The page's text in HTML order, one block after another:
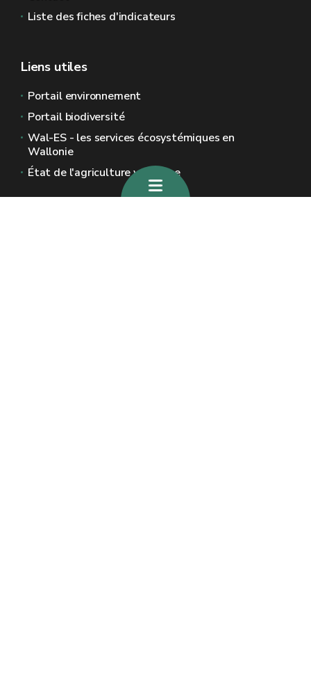
Liste des fiches d'indicateurs
Liens utiles
Portail environnement
Portail biodiversité
Wal-ES - les services écosystémiques en
Wallonie
État de l'agriculture wallonne